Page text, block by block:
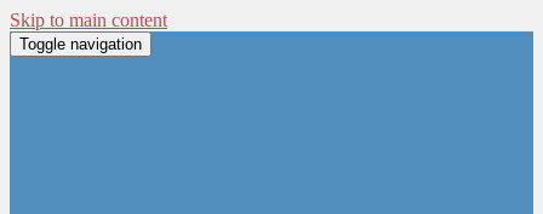
Skip to main content
Toggle navigation